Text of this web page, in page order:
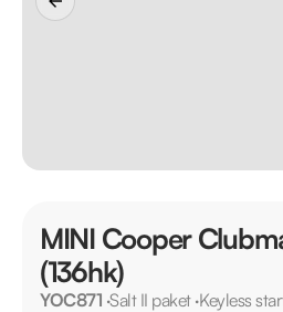
MINI Cooper
(136hk)
YOC871 ·Salt II paket·Keyless